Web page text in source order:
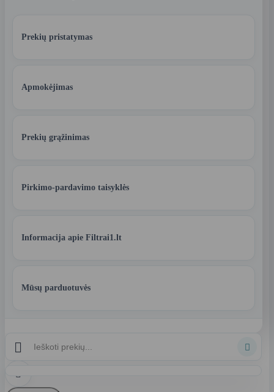
Prekių pristatymas
Apmokėjimas
Prekių grąžinimas
Pirkimo-pardavimo taisyklės
Informacija apie Filtrai1.lt
Mūsų parduotuvės
 
